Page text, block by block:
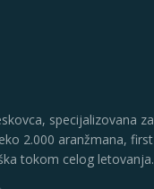
specijalizovana za
2.000 aranžmana, first
tokom celog letovanja.